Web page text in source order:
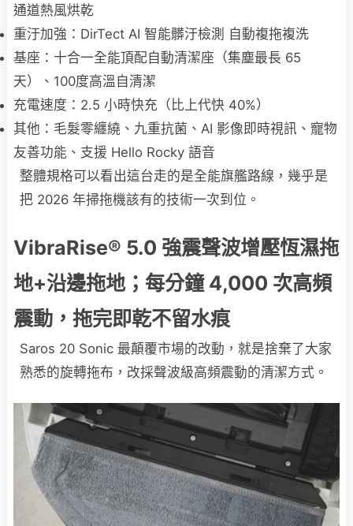
通道熱風烘乾
重汙加強：DirTect AI 智能髒汙檢測 自動複拖複洗
基座：十合一全能頂配自動清潔座（集塵最長 65
天）、100度高溫自清潔
充電速度：2.5 小時快充（比上代快 40%）
其他：毛髮零纏繞、九重抗菌、AI 影像即時視訊、寵物
友善功能、支援 Hello Rocky 語音
整體規格可以看出這台走的是全能旗艦路線，幾乎是
把 2026 年掃拖機該有的技術一次到位。
VibraRise® 5.0 強震聲波增壓恆濕拖
地+沿邊拖地；每分鐘 4,000 次高頻
震動，拖完即乾不留水痕
Saros 20 Sonic 最顛覆市場的改動，就是捨棄了大家
熟悉的旋轉拖布，改採聲波級高頻震動的清潔方式。